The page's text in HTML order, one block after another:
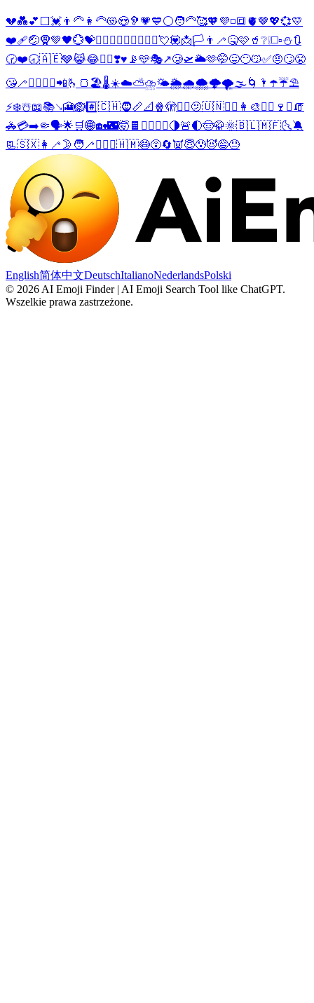
💔💑💕 ⬜💓 👨‍🦳 👩‍🦳😻😍🦻 💗💙⚪🧑‍🦳🥰🧡 💜◽🔳 🫀🤎💖💞💛
❤️‍🩹🤕🧕💚🖤💮💝👩‍❤️‍👨 👨‍❤️‍👨 👩‍❤️‍👩💘💟📩🏳️ 👨‍🦯🤒🩷 🥤 ❔❕◻️▫️⛄🔃
🕝❤️🕣🇦🇪🩶😹😂👩‍⚕️❣️♥️ 📡🩵🎭↗️🥲🛫🌥️🫶🤭😛😶😼✅🤨🙄😤
😘🦯 ❤️‍🔥 👰‍♂️📲🫰 🍞 🏖️🌡️☀️☁️⛅⛈️🌤️🌦️🌧️🌨️🌩️🌪️🌫️🌀 🌂 ☂️☔⛱️
⚡❄️☃️📖📚↘️🎦🪺#️⃣🇨🇭🧔📏📐 🍿🫣😵‍💫🫤🇺🇳🧔‍♀️ 👩‍🎨 🤸‍♀️ 🍷 ⛸️ 🧯
🚓💳➡️🤏🗣️🌟 🛒🌐🏡🌃🤯 🍫 👨‍⚕️ 👳‍♀️🌗🚨🌓🤠🥋🌞🇧🇱🇲🇫🌜🔕
📃🇸🇽 👩‍🦯 🌛 🧑‍🦯 ↩️ ⤴️ ⤵️🇭🇲😷😵🔄👿😇😰😈😅😓
English简体中文DeutschItalianoNederlandsPolski
© 2026 AI Emoji Finder | AI Emoji Search Tool like ChatGPT.
Wszelkie prawa zastrzeżone.